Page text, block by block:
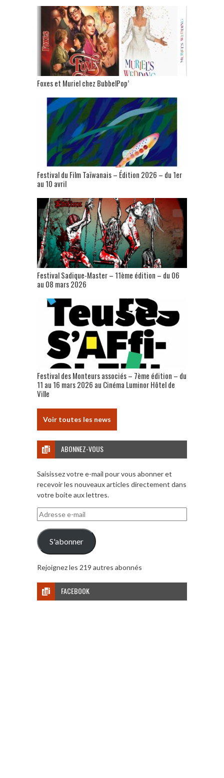
Foxes et Muriel chez BubbelPop’
Festival du Film Taïwanais – Édition 2026 – du 1er
au 10 avril
Festival Sadique-Master – 11ème édition – du 06
au 08 mars 2026
Festival des Monteurs associés – 7ème édition – du
11 au 16 mars 2026 au Cinéma Luminor Hôtel de
Ville
Voir toutes les news
ABONNEZ-VOUS
Saisissez votre e-mail pour vous abonner et
recevoir les nouveaux articles directement dans
votre boite aux lettres.
Adresse
e-
mail
S'abonner
Rejoignez les 219 autres abonnés
FACEBOOK